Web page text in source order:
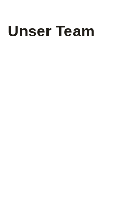
Unser Team